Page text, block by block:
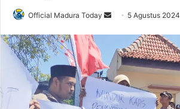
Official Madura Today
d
e
5 Agustus 2024